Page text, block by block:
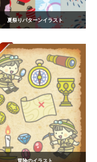
夏祭りパターンイラスト